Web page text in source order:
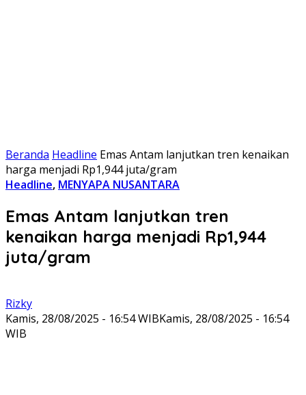
Beranda Headline Emas Antam lanjutkan tren kenaikan
harga menjadi Rp1,944 juta/gram ‎
Headline, MENYAPA NUSANTARA
Emas Antam lanjutkan tren
kenaikan harga menjadi Rp1,944
juta/gram ‎
Rizky
Kamis, 28/08/2025 - 16:54 WIBKamis, 28/08/2025 - 16:54
WIB